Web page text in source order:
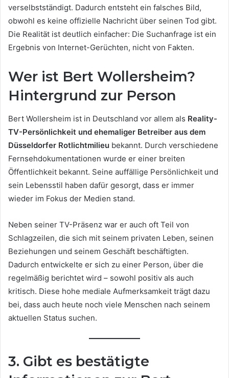
verselbstständigt. Dadurch entsteht ein falsches Bild,
obwohl es keine offizielle Nachricht über seinen Tod gibt.
Die Realität ist deutlich einfacher: Die Suchanfrage ist ein
Ergebnis von Internet-Gerüchten, nicht von Fakten.
Wer ist Bert Wollersheim?
Hintergrund zur Person
Bert Wollersheim ist in Deutschland vor allem als Reality-
TV-Persönlichkeit und ehemaliger Betreiber aus dem
Düsseldorfer Rotlichtmilieu bekannt. Durch verschiedene
Fernsehdokumentationen wurde er einer breiten
Öffentlichkeit bekannt. Seine auffällige Persönlichkeit und
sein Lebensstil haben dafür gesorgt, dass er immer
wieder im Fokus der Medien stand.
Neben seiner TV-Präsenz war er auch oft Teil von
Schlagzeilen, die sich mit seinem privaten Leben, seinen
Beziehungen und seinem Geschäft beschäftigten.
Dadurch entwickelte er sich zu einer Person, über die
regelmäßig berichtet wird – sowohl positiv als auch
kritisch. Diese hohe mediale Aufmerksamkeit trägt dazu
bei, dass auch heute noch viele Menschen nach seinem
aktuellen Status suchen.
3. Gibt es bestätigte